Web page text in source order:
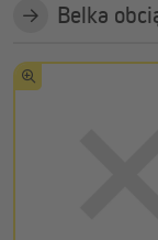
Belka